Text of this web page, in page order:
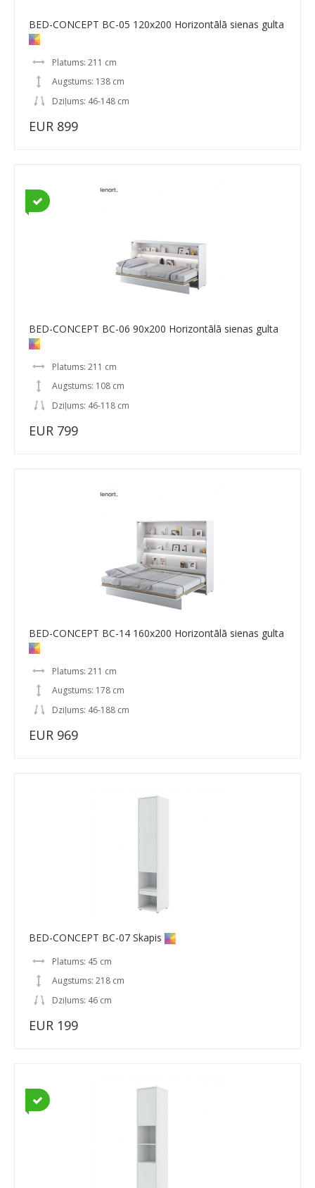
BED-CONCEPT BC-05 120x200 Horizontālā sienas gulta
Platums: 211 cm
Augstums: 138 cm
Dziļums: 46-148 cm
EUR 899
BED-CONCEPT BC-06 90x200 Horizontālā sienas gulta
Platums: 211 cm
Augstums: 108 cm
Dziļums: 46-118 cm
EUR 799
BED-CONCEPT BC-14 160x200 Horizontālā sienas gulta
Platums: 211 cm
Augstums: 178 cm
Dziļums: 46-188 cm
EUR 969
BED-CONCEPT BC-07 Skapis
Platums: 45 cm
Augstums: 218 cm
Dziļums: 46 cm
EUR 199